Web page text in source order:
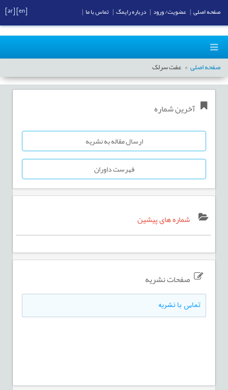
صفحه اصلی عفت سرلک
آخرین شماره
ارسال مقاله به نشریه
فهرست داوران
شماره های پیشین
صفحات نشریه
تماس با نشریه
صفحه اصلی عضویت/ ورود درباره رایمگ تماس با ما [ar]